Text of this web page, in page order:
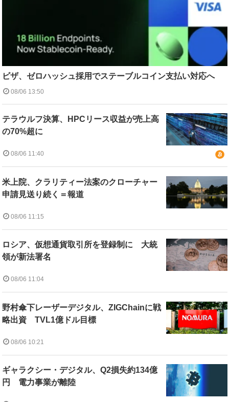
ビザ、ゼロハッシュ採用でステーブルコイン支払い対応へ
08/06 13:50
テラウルフ決算、HPCリース収益が売上高
の70%超に
08/06 11:40
米上院、クラリティー法案のクローチャー
申請見送り続く＝報道
08/06 11:15
ロシア、仮想通貨取引所を登録制に 大統
領が新法署名
08/06 11:04
野村傘下レーザーデジタル、ZIGChainに戦
略出資 TVL1億ドル目標
08/06 10:21
ギャラクシー・デジタル、Q2損失約134億
円 電力事業が離陸